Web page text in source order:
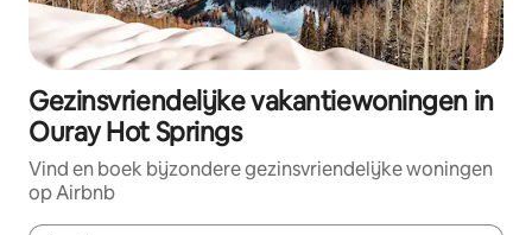
Gezinsvriendelijke vakantiewoningen in
Ouray Hot Springs
Vind en boek bijzondere gezinsvriendelijke woningen
op Airbnb